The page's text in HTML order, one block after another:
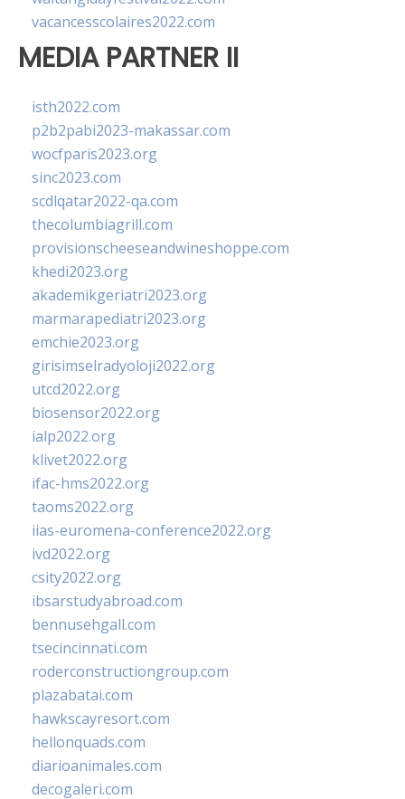
vacancesscolaires2022.com
MEDIA PARTNER II
isth2022.com
p2b2pabi2023-makassar.com
wocfparis2023.org
sinc2023.com
scdlqatar2022-qa.com
thecolumbiagrill.com
provisionscheeseandwineshoppe.com
khedi2023.org
akademikgeriatri2023.org
marmarapediatri2023.org
emchie2023.org
girisimselradyoloji2022.org
utcd2022.org
biosensor2022.org
ialp2022.org
klivet2022.org
ifac-hms2022.org
taoms2022.org
iias-euromena-conference2022.org
ivd2022.org
csity2022.org
ibsarstudyabroad.com
bennusehgall.com
tsecincinnati.com
roderconstructiongroup.com
plazabatai.com
hawkscayresort.com
hellonquads.com
diarioanimales.com
decogaleri.com